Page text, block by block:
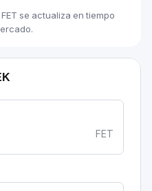
se actualiza en tiempo
FET